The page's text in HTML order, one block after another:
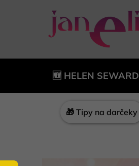
🆕 HELEN SEWARD
🎁 Tipy na darčeky